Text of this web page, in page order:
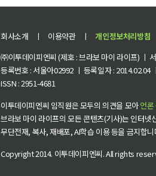
회사소개 ㅣ 이용약관 ㅣ 개인정보처리방침
㈜이투데이피엔씨 (제호 : 브라보 마이 라이프) ㅣ
등록번호 : 서울아02992 ㅣ 등록일자 : 2014.02.04
ISSN : 2951-4681
이투데이피엔씨 임직원은 모두의 의견을 모아언론
브라보 마이 라이프의 모든 콘텐츠(기사)는 인터
무단전재, 복사, 재배포, AI학습 이용 등을 금지합니
Copyright 2014. 이투데이피엔씨. All rights